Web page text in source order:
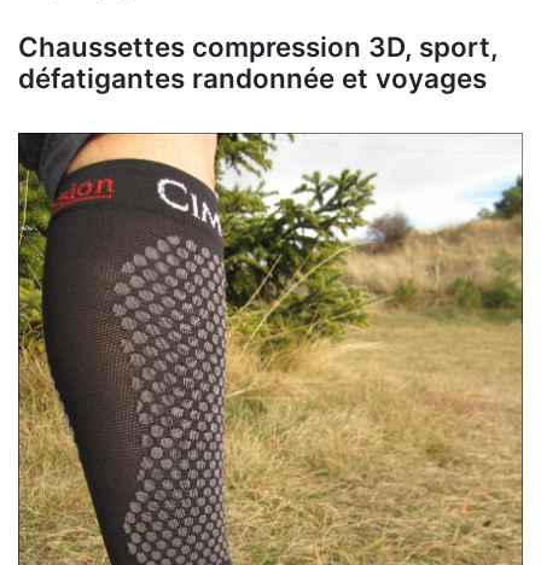
Chaussettes compression 3D, sport,
défatigantes randonnée et voyages